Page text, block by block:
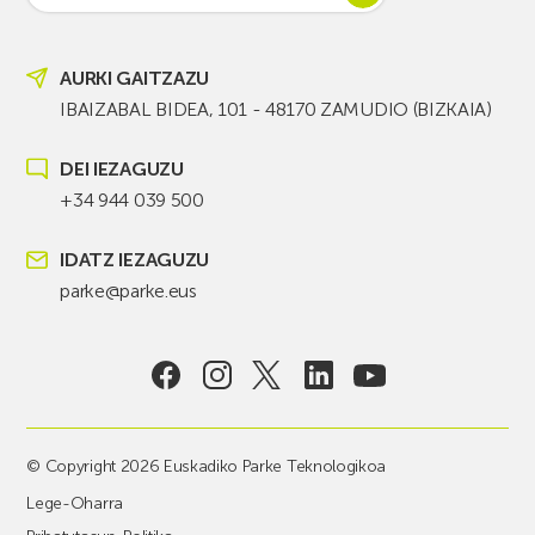
AURKI GAITZAZU
IBAIZABAL BIDEA, 101 - 48170 ZAMUDIO (BIZKAIA)
DEI IEZAGUZU
+34 944 039 500
IDATZ IEZAGUZU
parke@parke.eus
© Copyright 2026 Euskadiko Parke Teknologikoa
Lege-Oharra